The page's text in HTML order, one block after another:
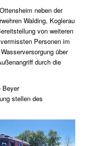
neben der
Walding, Koglerau
von weiteren
Personen im
über
durch die
Beyer
stellen des